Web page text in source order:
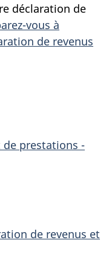
déclaration de
vous à
de revenus
prestations -
de revenus et